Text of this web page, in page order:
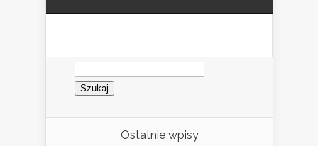
Szukaj:
Ostatnie wpisy